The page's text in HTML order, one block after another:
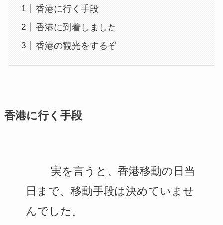
香港に行く手段
香港に到着しました
香港の観光をするぞ
香港に行く手段
実を言うと、香港移動の日当
日まで、移動手段は決めていませ
んでした。